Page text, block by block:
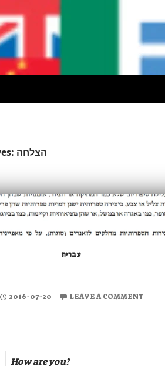
Tag Archives: הצלחה
עברית
2016-07-20 LEAVE A COMMENT
How are you?